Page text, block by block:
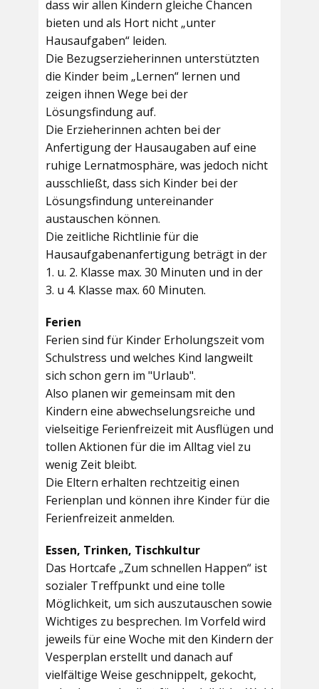
dass wir allen Kindern gleiche Chancen
bieten und als Hort nicht „unter
Hausaufgaben“ leiden.
Die Bezugserzieherinnen unterstützten
die Kinder beim „Lernen“ lernen und
zeigen ihnen Wege bei der
Lösungsfindung auf.
Die Erzieherinnen achten bei der
Anfertigung der Hausaugaben auf eine
ruhige Lernatmosphäre, was jedoch nicht
ausschließt, dass sich Kinder bei der
Lösungsfindung untereinander
austauschen können.
Die zeitliche Richtlinie für die
Hausaufgabenanfertigung beträgt in der
1. u. 2. Klasse max. 30 Minuten und in der
3. u 4. Klasse max. 60 Minuten.
Ferien
Ferien sind für Kinder Erholungszeit vom
Schulstress und welches Kind langweilt
sich schon gern im "Urlaub".
Also planen wir gemeinsam mit den
Kindern eine abwechselungsreiche und
vielseitige Ferienfreizeit mit Ausflügen und
tollen Aktionen für die im Alltag viel zu
wenig Zeit bleibt.
Die Eltern erhalten rechtzeitig einen
Ferienplan und können ihre Kinder für die
Ferienfreizeit anmelden.
Essen, Trinken, Tischkultur
Das Hortcafe „Zum schnellen Happen“ ist
sozialer Treffpunkt und eine tolle
Möglichkeit, um sich auszutauschen sowie
Wichtiges zu besprechen. Im Vorfeld wird
jeweils für eine Woche mit den Kindern der
Vesperplan erstellt und danach auf
vielfältige Weise geschnippelt, gekocht,